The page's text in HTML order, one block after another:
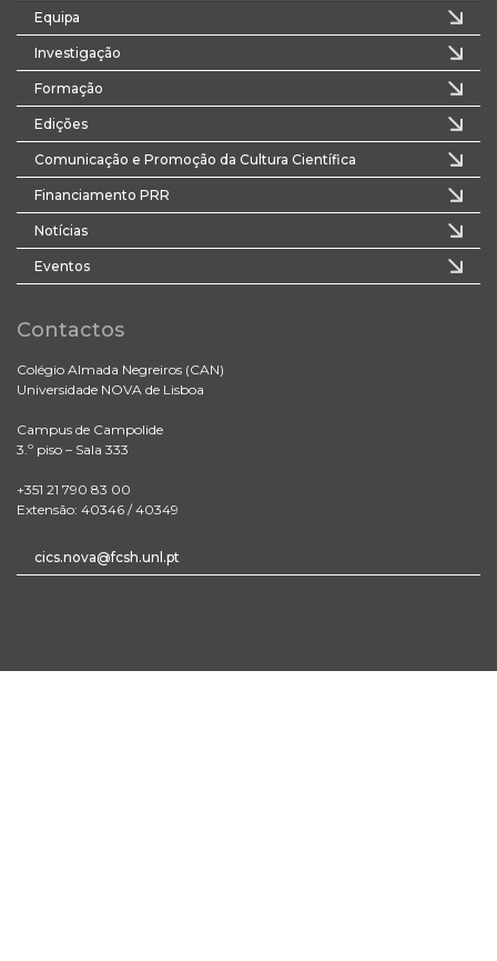
Equipa
Investigação
Formação
Edições
Comunicação e Promoção da Cultura Científica
Financiamento PRR
Notícias
Eventos
Contactos
Colégio Almada Negreiros (CAN)
Universidade NOVA de Lisboa
Campus de Campolide
3.º piso – Sala 333
+351 21 790 83 00
Extensão: 40346 / 40349
cics.nova@fcsh.unl.pt